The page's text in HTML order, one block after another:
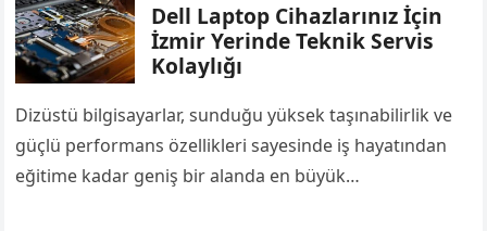
Dell Laptop Cihazlarınız İçin
İzmir Yerinde Teknik Servis
Kolaylığı
Dizüstü bilgisayarlar, sunduğu yüksek taşınabilirlik ve
güçlü performans özellikleri sayesinde iş hayatından
eğitime kadar geniş bir alanda en büyük